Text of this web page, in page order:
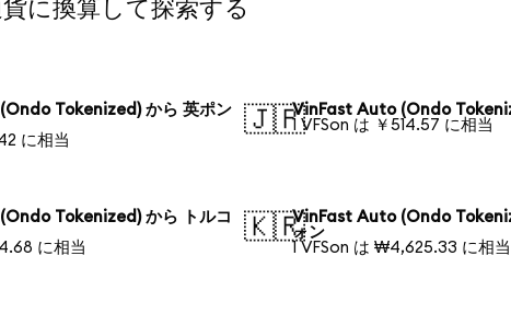
換算して探索する
Tokenized) から 英ポン
に相当
🇯🇵VinFast Auto (Ondo
1 VFSon は ￥514.57 に相当
Tokenized) から トルコ
に相当
🇰🇷VinFast Auto (Ondo
ォン
1 VFSon は ₩4,625.33 に相当